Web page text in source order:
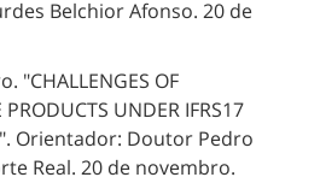
Belchior Afonso. 20 de
"CHALLENGES OF
UNDER IFRS17
Orientador: Doutor Pedro
Real. 20 de novembro.